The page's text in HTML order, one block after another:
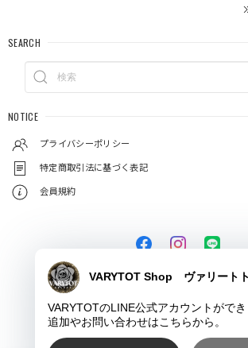
SEARCH
NOTICE
プライバシーポリシー
特定商取引法に基づく表記
会員規約